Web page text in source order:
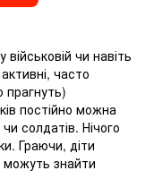
чи навіть
часто
прагнуть)
постійно можна
чи солдатів. Нічого
Граючи, діти
можуть знайти